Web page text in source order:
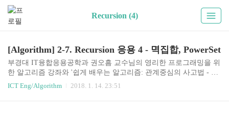
Recursion (4)
[Algorithm] 2-7. Recursion 응용 4 - 멱집합, PowerSet
부경대 IT융합응용공학과 권오흠 교수님의 영리한 프로그래밍을 위
한 알고리즘 강좌와 '쉽게 배우는 알고리즘: 관계중심의 사고법 - 문
병로'등을 통한 알고리즘 학습 강좌 링크2-7. Recursion의 응용 4 - 멱
집합멱집합 - Powerset어떤 집합의 모든 부분집합을 멱집합이라고
ICT Eng/Algorithm 2018. 1. 14. 23:51